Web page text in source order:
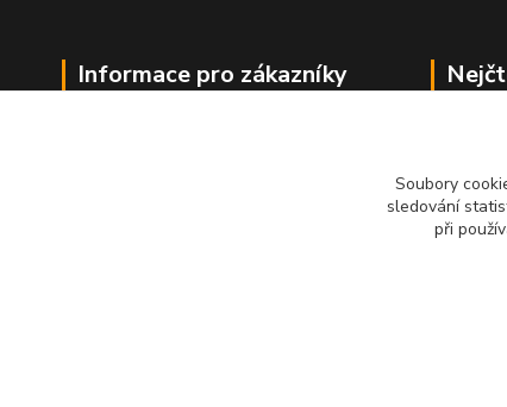
Informace pro zákazníky
Soubory
sledování
při